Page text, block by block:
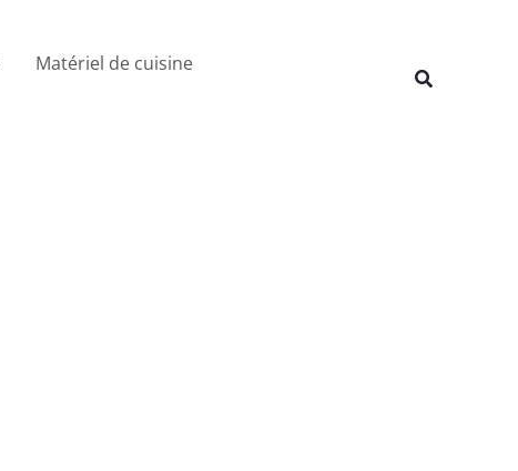
Matériel de cuisine
Rechercher